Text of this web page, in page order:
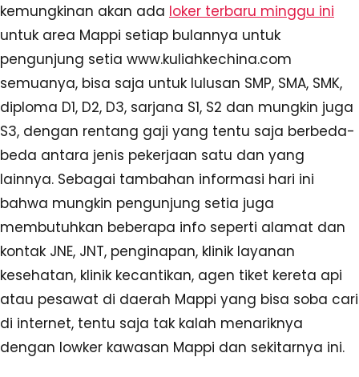
kemungkinan akan ada loker terbaru minggu ini
untuk area Mappi setiap bulannya untuk
pengunjung setia www.kuliahkechina.com
semuanya, bisa saja untuk lulusan SMP, SMA, SMK,
diploma D1, D2, D3, sarjana S1, S2 dan mungkin juga
S3, dengan rentang gaji yang tentu saja berbeda-
beda antara jenis pekerjaan satu dan yang
lainnya. Sebagai tambahan informasi hari ini
bahwa mungkin pengunjung setia juga
membutuhkan beberapa info seperti alamat dan
kontak JNE, JNT, penginapan, klinik layanan
kesehatan, klinik kecantikan, agen tiket kereta api
atau pesawat di daerah Mappi yang bisa soba cari
di internet, tentu saja tak kalah menariknya
dengan lowker kawasan Mappi dan sekitarnya ini.